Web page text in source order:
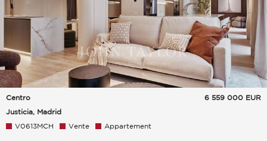
Centro
Justicia, Madrid
6 559 000 EUR
V0613MCH Vente Appartement